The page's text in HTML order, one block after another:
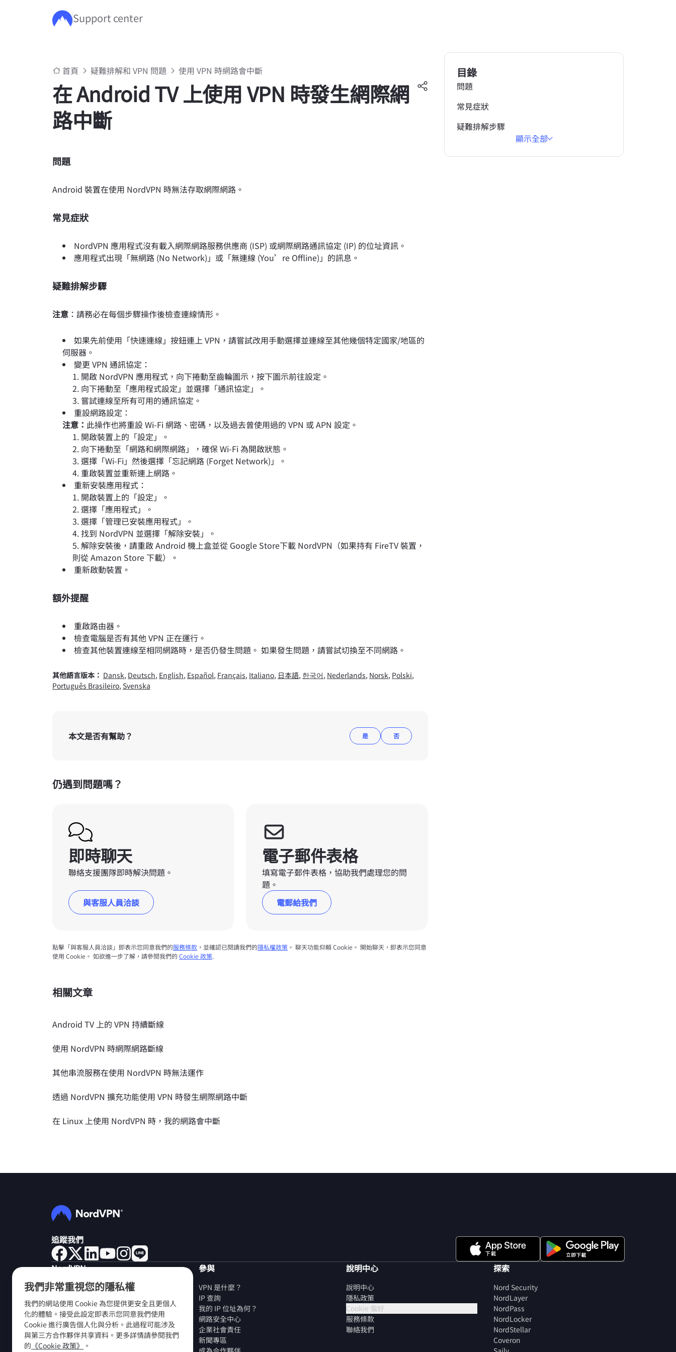
我們非常重視您的隱私權
我們的網站使用 Cookie 為您提供更安全且更個人
化的體驗。接受此設定即表示您同意我們使用
Cookie 進行廣告個人化與分析。此過程可能涉及
與第三方合作夥伴共享資料。更多詳情請參閱我們
的 《Cookie 政策》 。
跳至主要內容
Support center
首頁 疑難排解和 VPN 問題 使用 VPN 時網路會中斷
在 Android TV 上使用 VPN 時發生網際網
路中斷
問題
Android 裝置在使用 NordVPN 時無法存取網際網路。
常見症狀
NordVPN 應用程式沒有載入網際網路服務供應商 (ISP) 或網際網路通訊協定 (IP) 的位址資訊。
應用程式出現「無網路 (No Network)」或「無連線 (You’re Offline)」的訊息。
疑難排解步驟
注意 ：請務必在每個步驟操作後檢查連線情形。
如果先前使用「快速連線」按鈕連上 VPN，請嘗試改用手動選擇並連線至其他幾個特定國家/地區的
伺服器。
變更 VPN 通訊協定：
開啟 NordVPN 應用程式，向下捲動至齒輪圖示，按下圖示前往設定。
向下捲動至「應用程式設定」並選擇「通訊協定」。
嘗試連線至所有可用的通訊協定。
重設網路設定：
注意： 此操作也將重設 Wi-Fi 網路、密碼，以及過去曾使用過的 VPN 或 APN 設定。
開啟裝置上的「設定」。
向下捲動至「網路和網際網路」，確保 Wi-Fi 為開啟狀態。
選擇「Wi-Fi」然後選擇「忘記網路 (Forget Network)」。
重啟裝置並重新連上網路。
重新安裝應用程式：
開啟裝置上的「設定」。
選擇「應用程式」。
選擇「管理已安裝應用程式」。
找到 NordVPN 並選擇「解除安裝」。
解除安裝後，請重啟 Android 機上盒並從 Google Store下載 NordVPN（如果持有 FireTV 裝置，
則從 Amazon Store 下載）。
重新啟動裝置。
額外提醒
重啟路由器。
檢查電腦是否有其他 VPN 正在運行。
檢查其他裝置連線至相同網路時，是否仍發生問題。 如果發生問題，請嘗試切換至不同網路。
其他語言版本： Dansk, Deutsch, English, Español, Français, Italiano, 日本語, 한국어, Nederlands, Norsk, Polski,
Português Brasileiro, Svenska
本文是否有幫助？ 是 否
仍遇到問題嗎？
即時聊天
聯絡支援團隊即時解決問題。
與客服人員洽談
電子郵件表格
填寫電子郵件表格，協助我們處理您的問
題。
電郵給我們
點擊「與客服人員洽談」即表示您同意我們的服務條款 ，並確認已閱讀我們的隱私權政策 。 聊天功能仰賴 Cookie。 開始聊天，即表示您同意
使用 Cookie。 如欲進一步了解，請參閱我們的 Cookie 政策.
相關文章
Android TV 上的 VPN 持續斷線
使用 NordVPN 時網際網路斷線
其他串流服務在使用 NordVPN 時無法運作
透過 NordVPN 擴充功能使用 VPN 時發生網際網路中斷
在 Linux 上使用 NordVPN 時，我的網路會中斷
目錄
問題
常見症狀
疑難排解步驟
顯示全部
追蹤我們
NordVPN
關於我們
工作機會
免費試用 VPN
VPN 路由器
評價
學生和員工折扣
參與
VPN 是什麼？
IP 查詢
我的 IP 位址為何？
網路安全中心
企業社會責任
新聞專區
說明中心
說明中心
隱私政策
Cookie 偏好
服務條款
聯絡我們
探索
Nord Security
NordLayer
NordPass
NordLocker
NordStellar
Coveron